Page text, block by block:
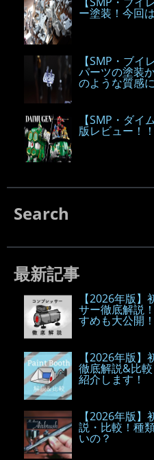
ー塗装！今回
【SMP・ブ
パーツの塗装
のような質感
【SMP・ダ
版レビュー！！
Search
最新記事
【2026年版
サー徹底解説
すめも大公開！
【2026年版
徹底解説&比
紹介します！
【2026年版
説・比較！種
いの？